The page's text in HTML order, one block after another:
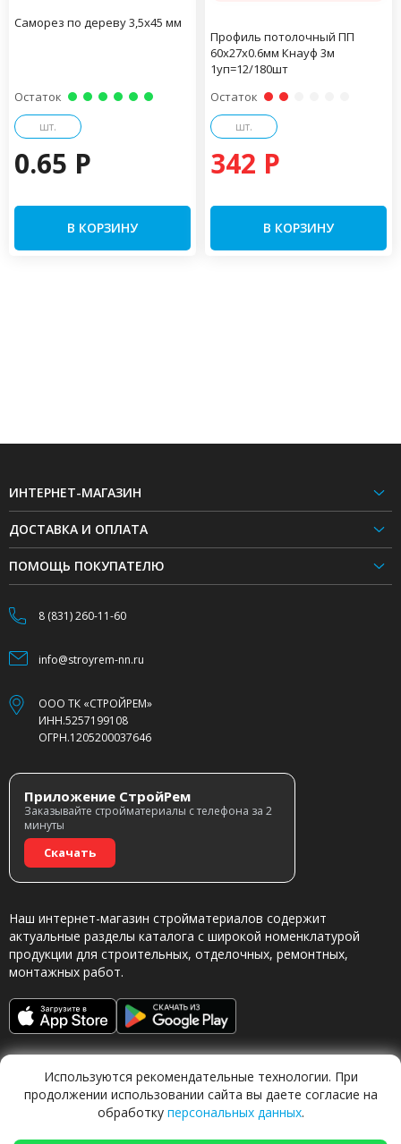
Саморез по дереву 3,5х45 мм
Остаток
шт.
0.65 P
В КОРЗИНУ
Профиль потолочный ПП
60х27х0.6мм Кнауф 3м
1уп=12/180шт
Остаток
шт.
342 P
В КОРЗИНУ
ИНТЕРНЕТ-МАГАЗИН
ДОСТАВКА И ОПЛАТА
ПОМОЩЬ ПОКУПАТЕЛЮ
8 (831) 260-11-60
info@stroyrem-nn.ru
ООО ТК «СТРОЙРЕМ»
ИНН.5257199108
ОГРН.1205200037646
Приложение СтройРем
Заказывайте стройматериалы с телефона за 2
минуты
Скачать
Наш интернет-магазин стройматериалов содержит
актуальные разделы каталога с широкой номенклатурой
продукции для строительных, отделочных, ремонтных,
монтажных работ.
Обращаясь в наш магазин, вы даете согласие на
Используются рекомендательные технологии. При
продолжении использовании сайта вы даете согласие на
обработку персональных данных.